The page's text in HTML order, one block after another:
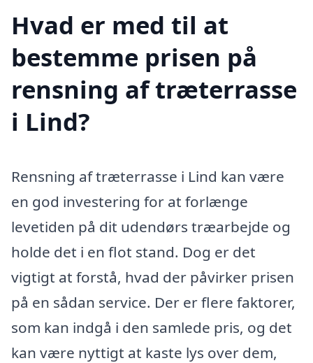
Hvad er med til at
bestemme prisen på
rensning af træterrasse
i Lind?
Rensning af træterrasse i Lind kan være
en god investering for at forlænge
levetiden på dit udendørs træarbejde og
holde det i en flot stand. Dog er det
vigtigt at forstå, hvad der påvirker prisen
på en sådan service. Der er flere faktorer,
som kan indgå i den samlede pris, og det
kan være nyttigt at kaste lys over dem,